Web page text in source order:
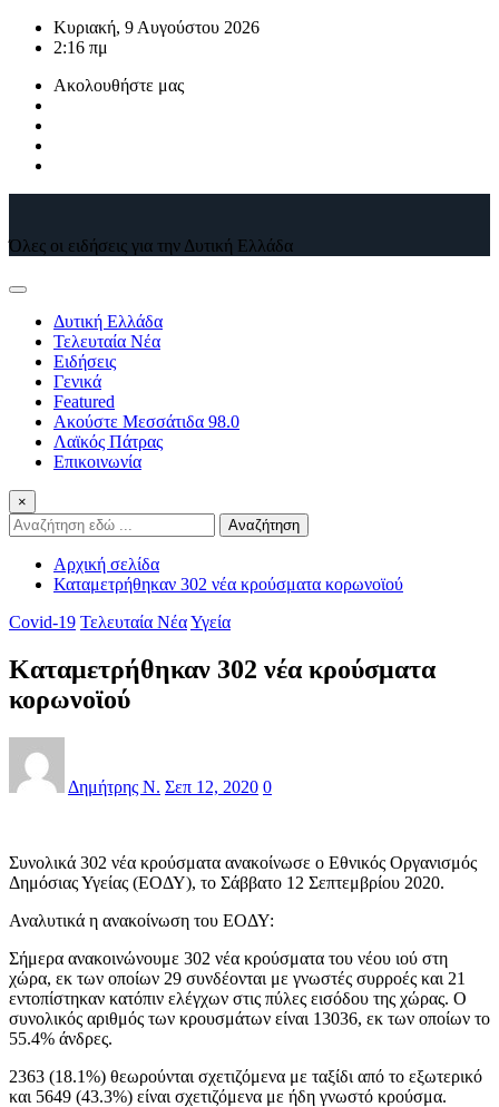
ΜετάβασηΚυριακή, 9 Αυγούστου 2026
2:16 πμ
Ακολουθήστε μας
Όλες οι ειδήσεις για την Δυτική Ελλάδα
Δυτική Ελλάδα
Τελευταία Νέα
Ειδήσεις
Γενικά
Featured
Ακούστε Μεσσάτιδα 98.0
Λαϊκός Πάτρας
Επικοινωνία
×
Αναζήτηση
Αρχική σελίδα
Καταμετρήθηκαν 302 νέα κρούσματα κορωνοϊού
Covid-19 Τελευταία ΝέαΥγεία
Καταμετρήθηκαν 302 νέα κρούσματα
κορωνοϊού
Δημήτρης Ν. Σεπ 12, 2020 0
Συνολικά 302 νέα κρούσματα ανακοίνωσε ο Εθνικός Οργανισμός
Δημόσιας Υγείας (ΕΟΔΥ), το Σάββατο 12 Σεπτεμβρίου 2020.
Αναλυτικά η ανακοίνωση του ΕΟΔΥ:
Σήμερα ανακοινώνουμε 302 νέα κρούσματα του νέου ιού στη
χώρα, εκ των οποίων 29 συνδέονται με γνωστές συρροές και 21
εντοπίστηκαν κατόπιν ελέγχων στις πύλες εισόδου της χώρας. Ο
συνολικός αριθμός των κρουσμάτων είναι 13036, εκ των οποίων το
55.4% άνδρες.
2363 (18.1%) θεωρούνται σχετιζόμενα με ταξίδι από το εξωτερικό
και 5649 (43.3%) είναι σχετιζόμενα με ήδη γνωστό κρούσμα.